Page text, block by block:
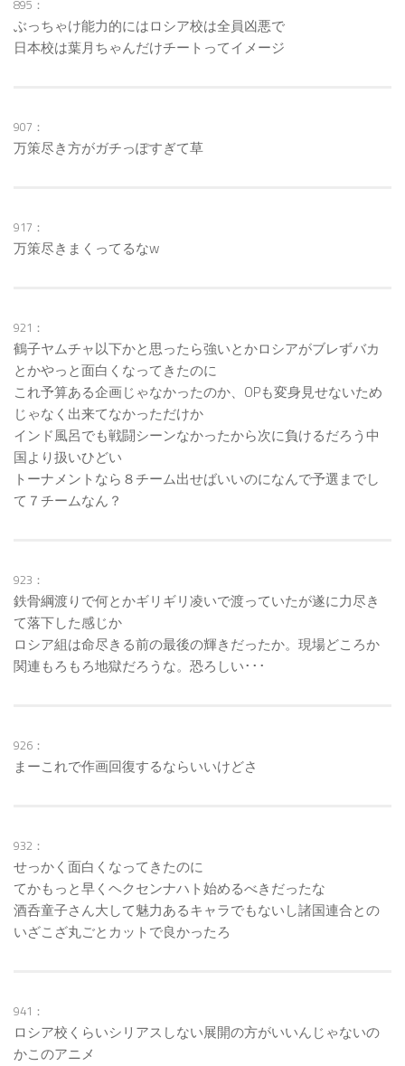
895：
ぶっちゃけ能力的にはロシア校は全員凶悪で
日本校は葉月ちゃんだけチートってイメージ
907：
万策尽き方がガチっぽすぎて草
917：
万策尽きまくってるなw
921：
鶴子ヤムチャ以下かと思ったら強いとかロシアがブレずバカ
とかやっと面白くなってきたのに
これ予算ある企画じゃなかったのか、OPも変身見せないため
じゃなく出来てなかっただけか
インド風呂でも戦闘シーンなかったから次に負けるだろう中
国より扱いひどい
トーナメントなら８チーム出せばいいのになんで予選までし
て７チームなん？
923：
鉄骨綱渡りで何とかギリギリ凌いで渡っていたが遂に力尽き
て落下した感じか
ロシア組は命尽きる前の最後の輝きだったか。現場どころか
関連もろもろ地獄だろうな。恐ろしい･･･
926：
まーこれで作画回復するならいいけどさ
932：
せっかく面白くなってきたのに
てかもっと早くヘクセンナハト始めるべきだったな
酒呑童子さん大して魅力あるキャラでもないし諸国連合との
いざこざ丸ごとカットで良かったろ
941：
ロシア校くらいシリアスしない展開の方がいいんじゃないの
かこのアニメ